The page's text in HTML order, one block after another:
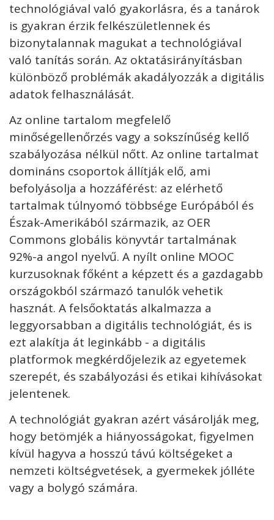
technológiával való gyakorlásra, és a tanárok
is gyakran érzik felkészületlennek és
bizonytalannak magukat a technológiával
való tanítás során. Az oktatásirányításban
különböző problémák akadályozzák a digitális
adatok felhasználását.
Az online tartalom megfelelő
minőségellenőrzés vagy a sokszínűség kellő
szabályozása nélkül nőtt. Az online tartalmat
domináns csoportok állítják elő, ami
befolyásolja a hozzáférést: az elérhető
tartalmak túlnyomó többsége Európából és
Észak-Amerikából származik, az OER
Commons globális könyvtár tartalmának
92%-a angol nyelvű. A nyílt online MOOC
kurzusoknak főként a képzett és a gazdagabb
országokból származó tanulók vehetik
hasznát. A felsőoktatás alkalmazza a
leggyorsabban a digitális technológiát, és is
ezt alakítja át leginkább - a digitális
platformok megkérdőjelezik az egyetemek
szerepét, és szabályozási és etikai kihívásokat
jelentenek.
A technológiát gyakran azért vásárolják meg,
hogy betömjék a hiányosságokat, figyelmen
kívül hagyva a hosszú távú költségeket a
nemzeti költségvetések, a gyermekek jólléte
vagy a bolygó számára.